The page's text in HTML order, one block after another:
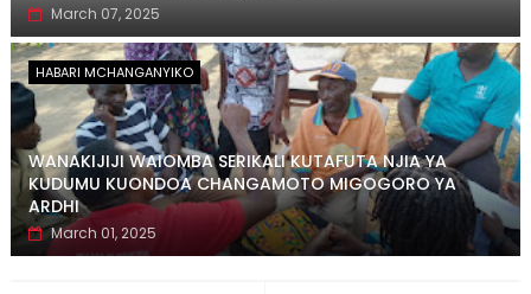
March 07, 2025
HABARI MCHANGANYIKO
WANAKIJIJI WAIOMBA SERIKALI KUTAFUTA NJIA YA
KUDUMU KUONDOA CHANGAMOTO MIGOGORO YA
ARDHI
March 01, 2025